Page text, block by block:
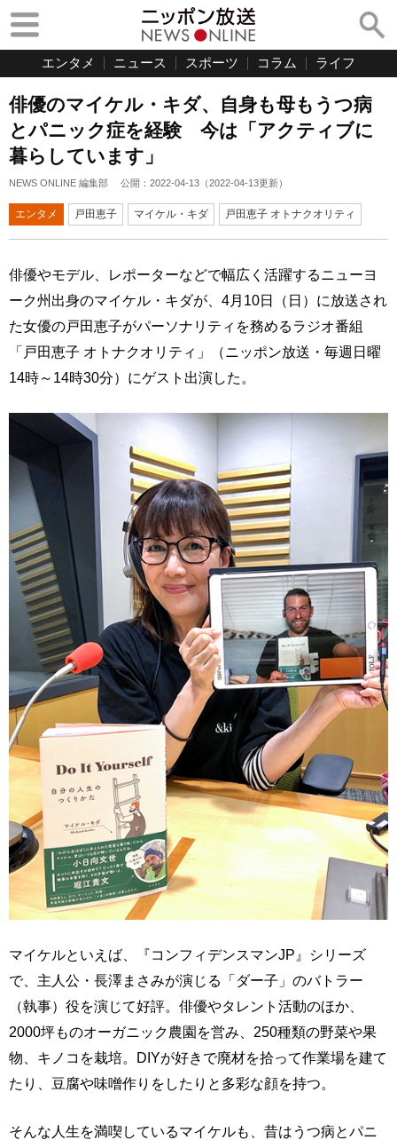
エンタメ ニュース スポーツ コラム ライフ
俳優のマイケル・キダ、自身も母もうつ病
とパニック症を経験 今は「アクティブに
暮らしています」
NEWS ONLINE 編集部 公開： 2022-04-13 （2022-04-13更新）
エンタメ 戸田恵子 マイケル・キダ 戸田恵子 オトナクオリティ
俳優やモデル、レポーターなどで幅広く活躍するニューヨ
ーク州出身のマイケル・キダが、4月10日（日）に放送され
た女優の戸田恵子がパーソナリティを務めるラジオ番組
「戸田恵子 オトナクオリティ」（ニッポン放送・毎週日曜
14時～14時30分）にゲスト出演した。
マイケルといえば、『コンフィデンスマンJP』シリーズ
で、主人公・長澤まさみが演じる「ダー子」のバトラー
（執事）役を演じて好評。俳優やタレント活動のほか、
2000坪ものオーガニック農園を営み、250種類の野菜や果
物、キノコを栽培。DIYが好きで廃材を拾って作業場を建て
たり、豆腐や味噌作りをしたりと多彩な顔を持つ。
そんな人生を満喫しているマイケルも、昔はうつ病とパニ